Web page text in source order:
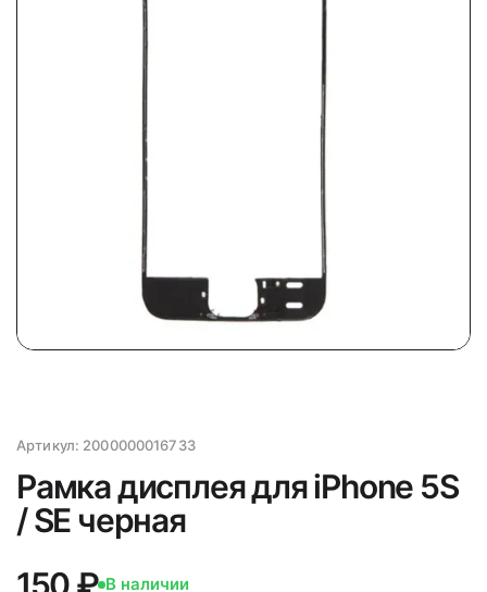
Артикул: 2000000016733
Рамка дисплея для iPhone 5S
/ SE черная
В наличии